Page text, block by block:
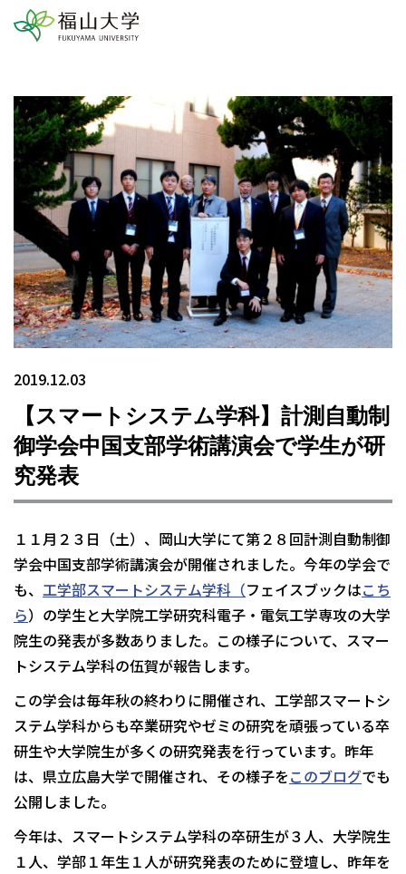
2019.12.03
【スマートシステム学科】計測自動制
御学会中国支部学術講演会で学生が研
究発表
１１月２３日（土）、岡山大学にて第２８回計測自動制御
学会中国支部学術講演会が開催されました。今年の学会で
も、 工学部スマートシステム学科 （フェイスブックはこち
ら）の学生と大学院工学研究科電子・電気工学専攻の大学
院生の発表が多数ありました。この様子について、スマー
トシステム学科の伍賀が報告します。
この学会は毎年秋の終わりに開催され、工学部スマートシ
ステム学科からも卒業研究やゼミの研究を頑張っている卒
研生や大学院生が多くの研究発表を行っています。昨年
は、県立広島大学で開催され、その様子をこのブログでも
公開しました。
今年は、スマートシステム学科の卒研生が３人、大学院生
１人、学部１年生１人が研究発表のために登壇し、昨年を